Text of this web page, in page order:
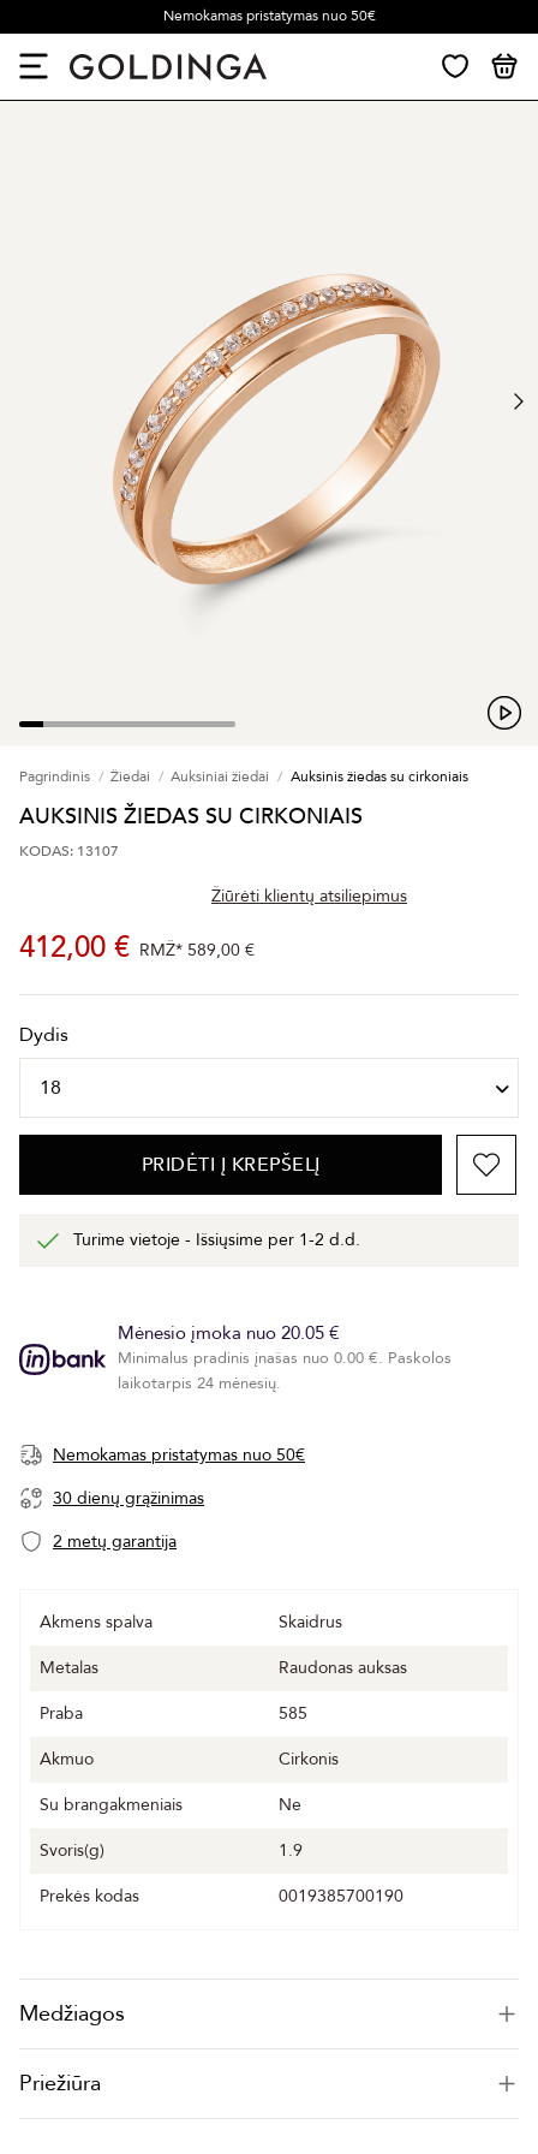
Nemokamas pristatymas nuo 50€
Pagrindinis Žiedai Auksiniai žiedai Auksinis žiedas su cirkoniais
AUKSINIS ŽIEDAS SU CIRKONIAIS
KODAS: 13107
Žiūrėti klientų atsiliepimus
412,00 € RMŽ* 589,00 €
Dydis
PRIDĖTI Į KREPŠELĮ
Turime vietoje - Išsiųsime per 1-2 d.d.
Mėnesio įmoka nuo 20.05 €
Minimalus pradinis įnašas nuo 0.00 €. Paskolos
laikotarpis 24 mėnesių.
Nemokamas pristatymas nuo 50€
30 dienų grąžinimas
2 metų garantija
Akmens spalva
Skaidrus
Metalas
Raudonas auksas
Praba
585
Akmuo
Cirkonis
Su brangakmeniais
Ne
Svoris(g)
1.9
Prekės kodas
0019385700190
Medžiagos
Priežiūra